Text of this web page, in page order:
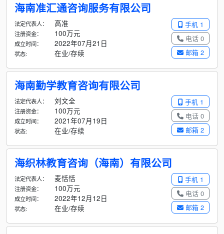
海南准汇通咨询服务有限公司
手机 1
电话 0
邮箱 2
法定代表人： 高准
注册资金： 100万元
成立时间： 2022年07月21日
状态: 在业/存续
海南勤学教育咨询有限公司
手机 1
电话 0
邮箱 2
法定代表人： 刘文全
注册资金： 100万元
成立时间： 2021年07月19日
状态: 在业/存续
海织林教育咨询（海南）有限公司
手机 1
电话 0
邮箱 2
法定代表人： 麦恬恬
注册资金： 100万元
成立时间： 2022年12月12日
状态: 在业/存续